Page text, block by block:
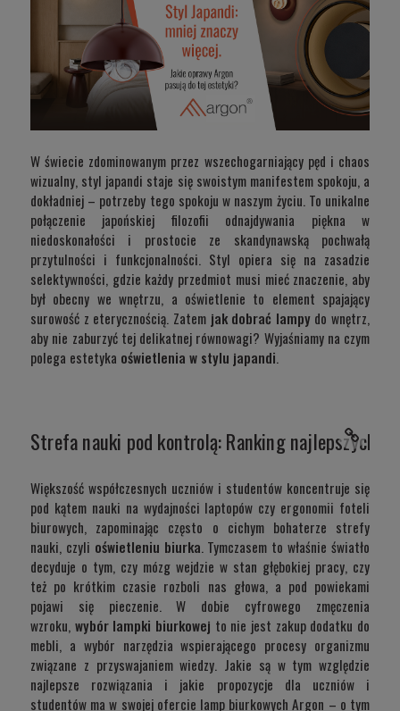
W świecie zdominowanym przez wszechogarniający pęd i chaos
wizualny, styl japandi staje się swoistym manifestem spokoju, a
dokładniej – potrzeby tego spokoju w naszym życiu. To unikalne
połączenie japońskiej filozofii odnajdywania piękna w
niedoskonałości i prostocie ze skandynawską pochwałą
przytulności i funkcjonalności. Styl opiera się na zasadzie
selektywności, gdzie każdy przedmiot musi mieć znaczenie, aby
był obecny we wnętrzu, a oświetlenie to element spajający
surowość z eterycznością. Zatem jak dobrać lampydo wnętrz,
aby nie zaburzyć tej delikatnej równowagi? Wyjaśniamy na czym
polega estetyka oświetlenia w stylu japandi
Strefa nauki pod kontrolą: Ranking najlepszych
Większość współczesnych uczniów i studentów koncentruje się
pod kątem nauki na wydajności laptopów czy ergonomii foteli
biurowych, zapominając często o cichym bohaterze strefy
nauki, czyli oświetleniu biurka . Tymczasem to właśnie światło
decyduje o tym, czy mózg wejdzie w stan głębokiej pracy, czy
też po krótkim czasie rozboli nas głowa, a pod powiekami
pojawi się pieczenie. W dobie cyfrowego zmęczenia
wzroku, wybór lampki biurkowej to nie jest zakup dodatku do
mebli, a wybór narzędzia wspierającego procesy organizmu
związane z przyswajaniem wiedzy. Jakie są w tym względzie
najlepsze rozwiązania i jakie propozycje dla uczniów i
studentów ma w swojej ofercie lamp biurkowych Argon – o tym